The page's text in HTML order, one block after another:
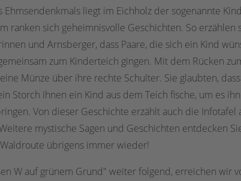
Ehmsendenkmals liegt im Eichholz der sogenannte
ranken sich geheimnisvolle Geschichten. So erzählen
und Arnsberger, dass Paare, die sich ein Kind
zum Kinderteich gingen. Mit dem Rücken
Münze über ihre rechte Schulter. Sie glaubten, dass
Storch ihnen ein Kind aus dem Teich fische, um es
Von dieser Geschichte erzählt auch die Infotafel
mystische Sagen und Geschichten entdecken
übrigens immer wieder!
W auf grünem Grund" weiter folgend, erreichen wir